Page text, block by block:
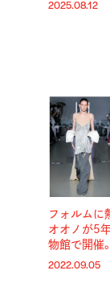
2025.08.12
フォルムに
オオノが5
物館で開催。
2022.09.05